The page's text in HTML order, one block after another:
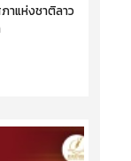
าแห่งชาติลาว